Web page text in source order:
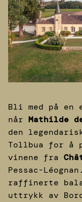
Bli med på en
når Mathilde
den
Tollbua for å
vinene fra
Pessac-
raffinerte
uttrykk av